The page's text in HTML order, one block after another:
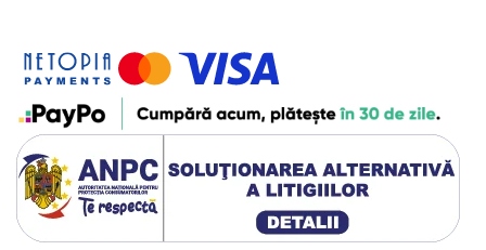
Agenda copii
Caserola compartimentata copii
Etui Ochelari
Ghiozdan baieti
Ghiozdan fete
Papetarie